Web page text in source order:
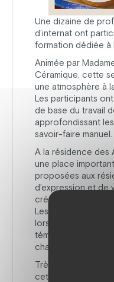
Une dizaine de
d’internat ont
formation dédiée à
Animée par
Céramique, cette
une atmosphère à
Les participants
de base du travail
approfondissant
savoir-faire manuel.
A la résidence des
une place
proposées aux
d’expression et de
créativité, la
Les réalisations en
lors des marchés
témoignages du
chacun.
Très appréciée de
cette journée a